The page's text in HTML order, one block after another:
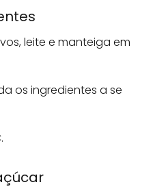
leite e manteiga em
os ingredientes a se